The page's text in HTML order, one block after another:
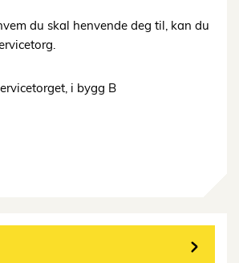
du skal henvende deg til, kan du
i bygg B